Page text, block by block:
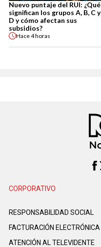
Nuevo puntaje del RUI: ¿Qué
significan los grupos A, B, C y
D y cómo afectan sus
subsidios?
Hace4 horas
CORPORATIVO
RESPONSABILIDAD SOCIAL
FACTURACIÓN ELECTRÓNICA
ATENCIÓN AL TELEVIDENTE